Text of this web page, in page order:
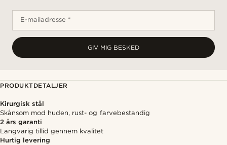
E-mailadresse *
GIV MIG BESKED
PRODUKTDETALJER
Kirurgisk stål
Skånsom mod huden, rust- og farvebestandig
2 års garanti
Langvarig tillid gennem kvalitet
Hurtig levering